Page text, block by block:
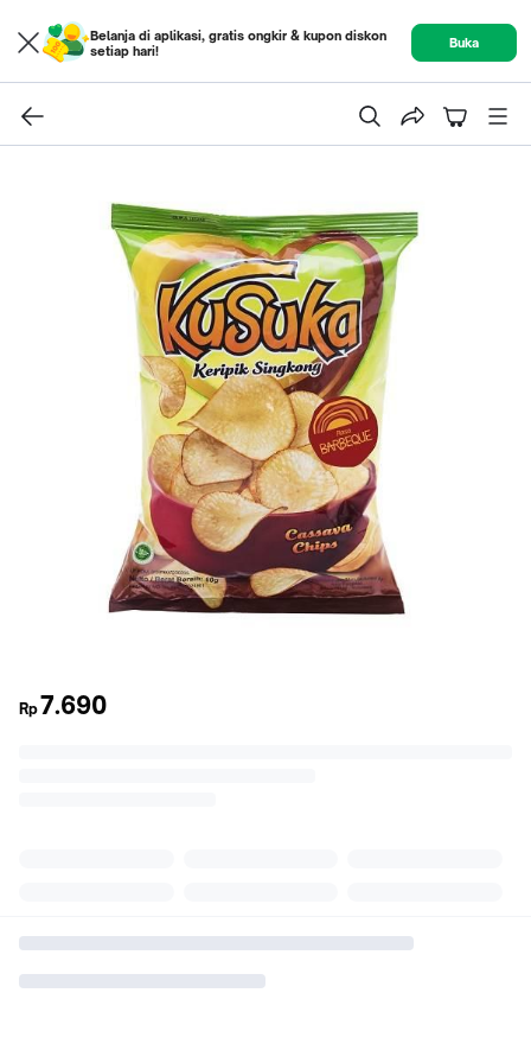
Belanja di aplikasi, gratis ongkir & kupon diskon
setiap hari!
Buka
Rp7.690